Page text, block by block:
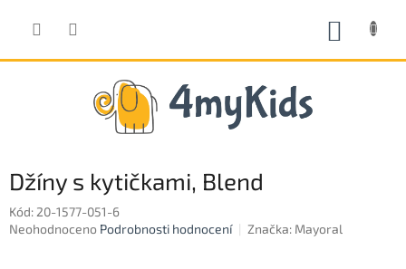
Džíny s kytičkami, Blend
Kód: 20-1577-051-6
Průměrné
Neohodnoceno Podrobnosti hodnocení Značka: Mayoral